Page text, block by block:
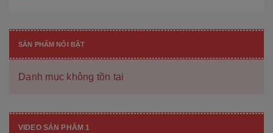
SẢN PHẨM NỔI BẬT
Danh mục không tồn tại
VIDEO SẢN PHẨM 1